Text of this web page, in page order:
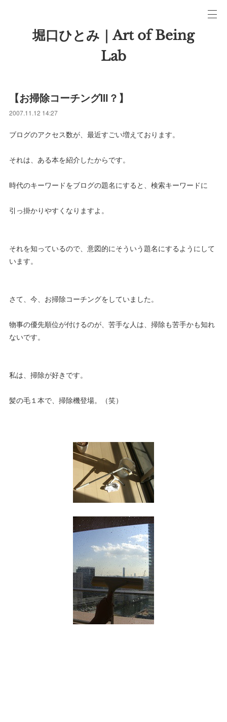
堀口ひとみ｜Art of Being
Lab
【お掃除コーチングⅢ？】
2007.11.12 14:27
ブログのアクセス数が、最近すごい増えております。
それは、ある本を紹介したからです。
時代のキーワードをブログの題名にすると、検索キーワードに
引っ掛かりやすくなりますよ。
それを知っているので、意図的にそういう題名にするようにして
います。
さて、今、お掃除コーチングをしていました。
物事の優先順位が付けるのが、苦手な人は、掃除も苦手かも知れ
ないです。
私は、掃除が好きです。
髪の毛１本で、掃除機登場。（笑）